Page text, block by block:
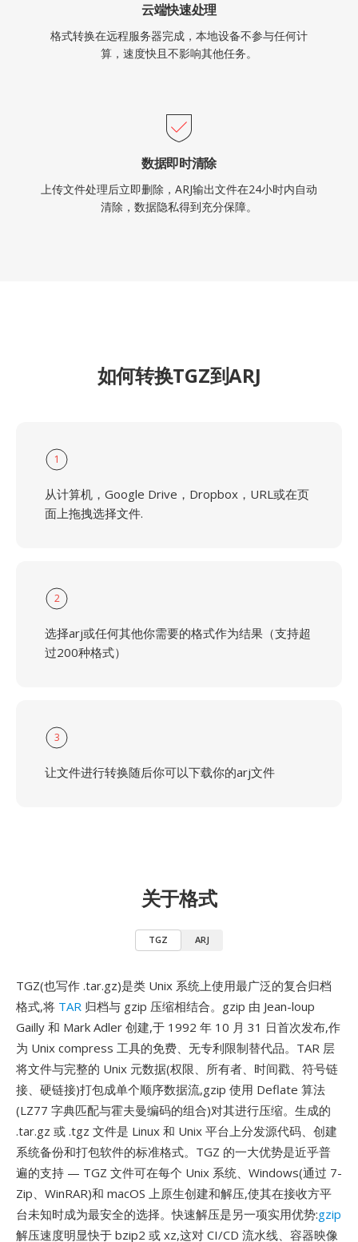
云端快速处理
格式转换在远程服务器完成，本地设备不参与任何计
算，速度快且不影响其他任务。
数据即时清除
上传文件处理后立即删除，ARJ输出文件在24小时内自动
清除，数据隐私得到充分保障。
如何转换TGZ到ARJ
1
从计算机，Google Drive，Dropbox，URL或在页
面上拖拽选择文件.
2
选择arj或任何其他你需要的格式作为结果（支持超
过200种格式）
3
让文件进行转换随后你可以下载你的arj文件
关于格式
TGZ ARJ
TGZ(也写作 .tar.gz)是类 Unix 系统上使用最广泛的复合归档
格式,将 TAR 归档与 gzip 压缩相结合。gzip 由 Jean-loup
Gailly 和 Mark Adler 创建,于 1992 年 10 月 31 日首次发布,作
为 Unix compress 工具的免费、无专利限制替代品。TAR 层
将文件与完整的 Unix 元数据(权限、所有者、时间戳、符号链
接、硬链接)打包成单个顺序数据流,gzip 使用 Deflate 算法
(LZ77 字典匹配与霍夫曼编码的组合)对其进行压缩。生成的
.tar.gz 或 .tgz 文件是 Linux 和 Unix 平台上分发源代码、创建
系统备份和打包软件的标准格式。TGZ 的一大优势是近乎普
遍的支持 — TGZ 文件可在每个 Unix 系统、Windows(通过 7-
Zip、WinRAR)和 macOS 上原生创建和解压,使其在接收方平
台未知时成为最安全的选择。快速解压是另一项实用优势:gzip
解压速度明显快于 bzip2 或 xz,这对 CI/CD 流水线、容器映像